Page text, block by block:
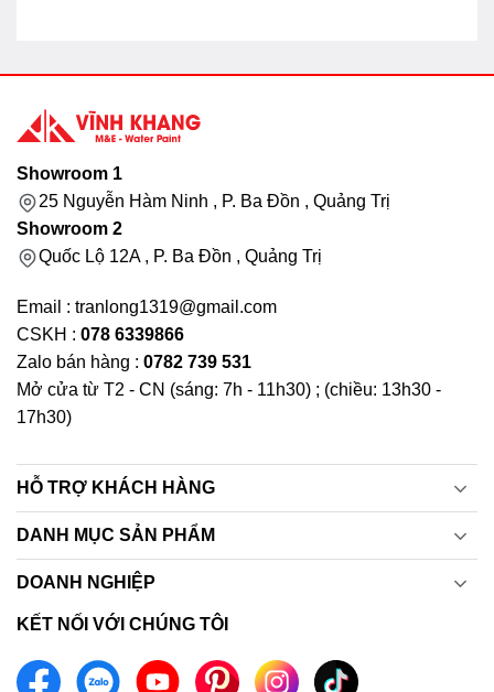
Showroom 1
25 Nguyễn Hàm Ninh , P. Ba Đồn , Quảng Trị
Showroom 2
Quốc Lộ 12A , P. Ba Đồn , Quảng Trị
Email : tranlong1319@gmail.com
CSKH : 078 6339866
Zalo bán hàng : 0782 739 531
Mở cửa từ T2 - CN (sáng: 7h - 11h30) ; (chiều: 13h30 -
17h30)
HỖ TRỢ KHÁCH HÀNG
DANH MỤC SẢN PHẨM
DOANH NGHIỆP
KẾT NỐI VỚI CHÚNG TÔI